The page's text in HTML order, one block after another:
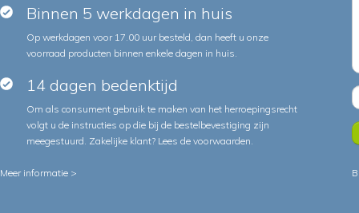
Binnen 5 werkdagen in huis
Op werkdagen voor 17.00 uur besteld, dan heeft u onze
voorraad producten binnen enkele dagen in huis.
14 dagen bedenktijd
Om als consument gebruik te maken van het herroepingsrecht
volgt u de instructies op die bij de bestelbevestiging zijn
meegestuurd. Zakelijke klant? Lees de voorwaarden.
Meer informatie >